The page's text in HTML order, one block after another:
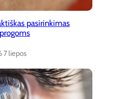
pasirinkimas
7 liepos